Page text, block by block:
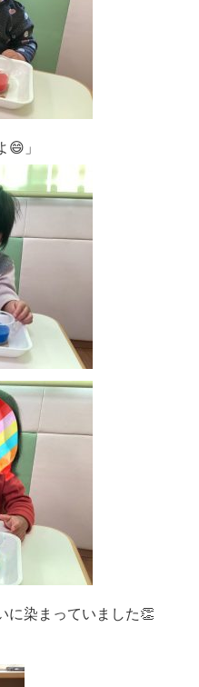
😄」
に染まっていました👏